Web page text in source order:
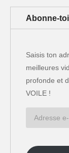
Abonne-
Saisis ton
meilleures
profonde et
VOILE !